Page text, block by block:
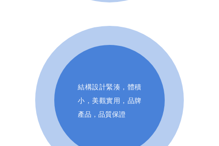
結構設計緊湊，體積
小，美觀實用，品牌
產品，品質保證